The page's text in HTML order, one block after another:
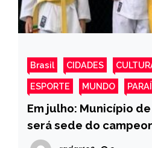
Brasil CIDADES
ESPORTE MUNDO
Em julho: Município
será sede do
de Karatê Educacional